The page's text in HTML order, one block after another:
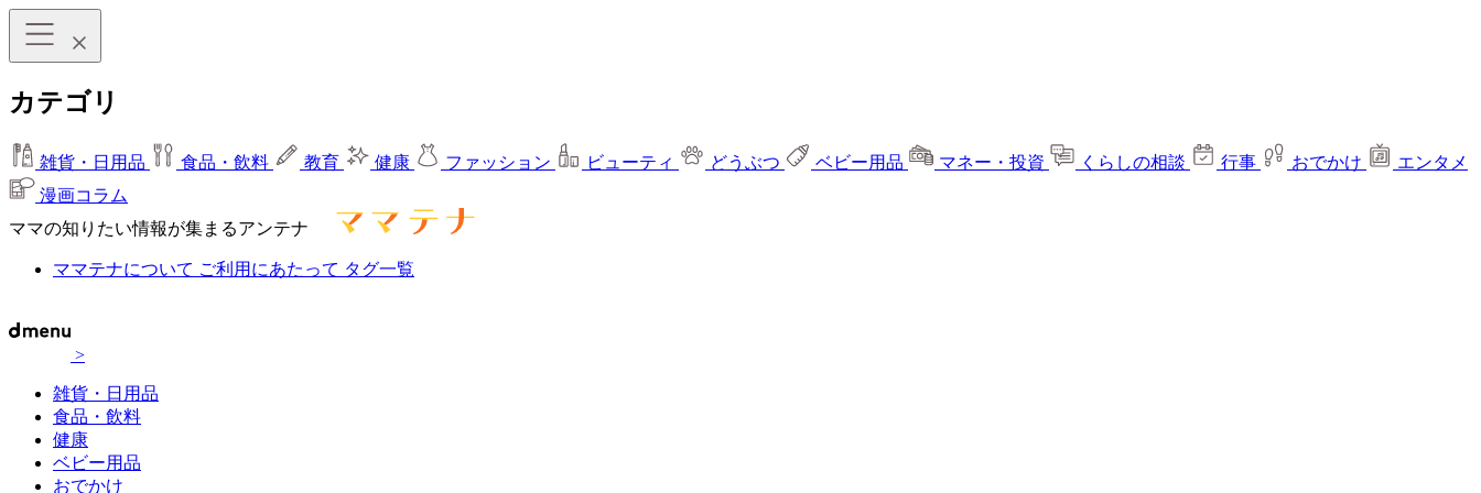
カテゴリ
雑貨・日用品 食品・飲料 教育 健康 ファッション ビューティ どうぶつ ベビー用品 マネー・投資 くらしの相談 行事 おでかけ
エンタメ
漫画コラム
ママの知りたい情報が集まるアンテナ
ママテナについて ご利用にあたって タグ一覧
>
雑貨・日用品
食品・飲料
健康
ベビー用品
おでかけ